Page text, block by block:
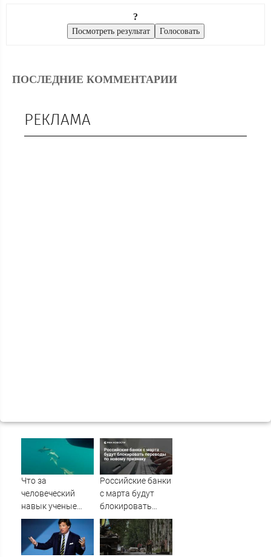
?
ПОСЛЕДНИЕ КОММЕНТАРИИ
РЕКЛАМА
Что за
человеческий
навык ученые
нашли у
дельфинов?
Российские банки
с марта будут
блокировать
переводы по
новому признаку